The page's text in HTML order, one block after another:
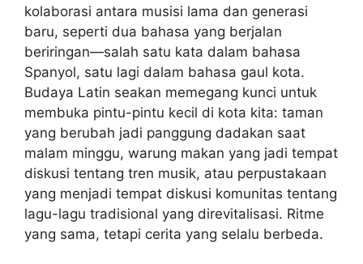
kolaborasi antara musisi lama dan generasi
baru, seperti dua bahasa yang berjalan
beriringan—salah satu kata dalam bahasa
Spanyol, satu lagi dalam bahasa gaul kota.
Budaya Latin seakan memegang kunci untuk
membuka pintu-pintu kecil di kota kita: taman
yang berubah jadi panggung dadakan saat
malam minggu, warung makan yang jadi tempat
diskusi tentang tren musik, atau perpustakaan
yang menjadi tempat diskusi komunitas tentang
lagu-lagu tradisional yang direvitalisasi. Ritme
yang sama, tetapi cerita yang selalu berbeda.